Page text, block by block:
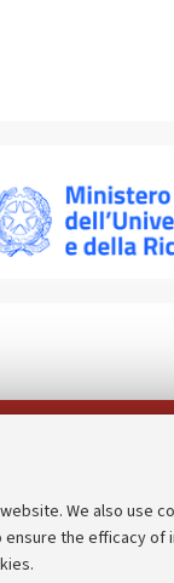
We also use
the efficacy of